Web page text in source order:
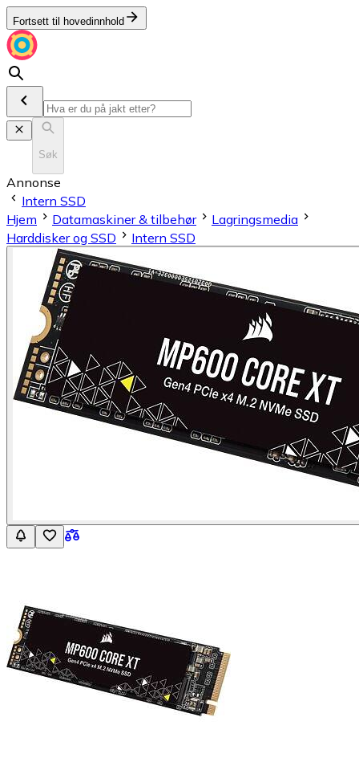
Fortsett til hovedinnhold
Søk
Annonse
Intern SSD
Hjem
Datamaskiner & tilbehør
Lagringsmedia
Harddisker og SSD
Intern SSD